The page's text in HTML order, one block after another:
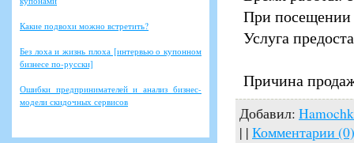
Какие подвохи можно встретить?
Без лоха и жизнь плоха [интервью о купонном
бизнесе по-русски]
Ошибки предпринимателей и анализ бизнес-
модели скидочных сервисов
При посещении
Услуга
Причина
Добавил:
| | Комментарии (0)